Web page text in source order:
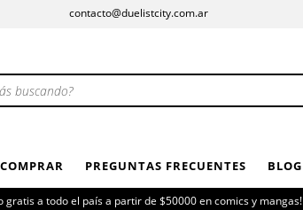
contacto@duelistcity.com.ar
PREGUNTAS FRECUENTES BLOG
gratis a todo el país a partir de $50000 en comics y mangas!